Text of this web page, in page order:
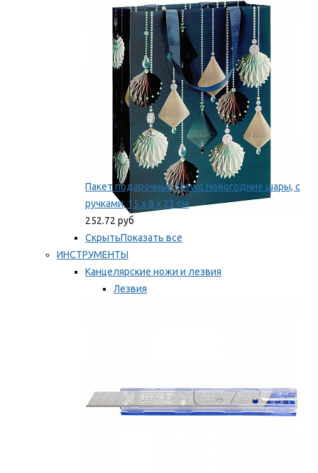
Ленты, бобины
Мы рекомендуем
Пакет подарочный Stewo Новогодние шары, с
ручками, 15 х 8 х 23 см
252.72 руб
СкрытьПоказать все
ИНСТРУМЕНТЫ
Канцелярские ножи и лезвия
Лезвия